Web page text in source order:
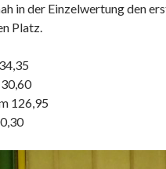
in der Einzelwertung den
Platz.
126,95